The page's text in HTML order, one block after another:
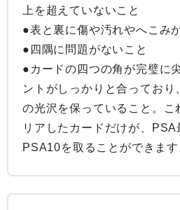
上を超えていないこと
●表と裏に傷や汚れやへこみ
●四隅に問題がないこと
●カードの四つの角が完璧に
ントがしっかりと合ってお
の光沢を保っていること。こ
リアしたカードだけが、PSA
PSA10を取ることができます